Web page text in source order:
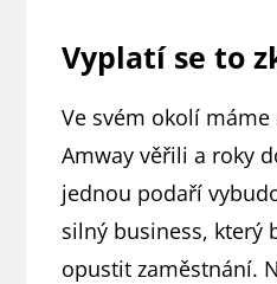
Vyplatí se to
Ve svém okolí
Amway věřili a roky
jednou podaří
silný business, který
opustit zaměstnání.